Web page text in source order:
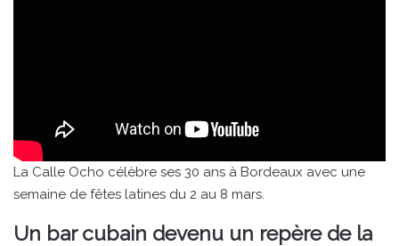
La Calle Ocho célèbre ses 30 ans à Bordeaux avec une
semaine de fêtes latines du 2 au 8 mars.
Un bar cubain devenu un repère de la